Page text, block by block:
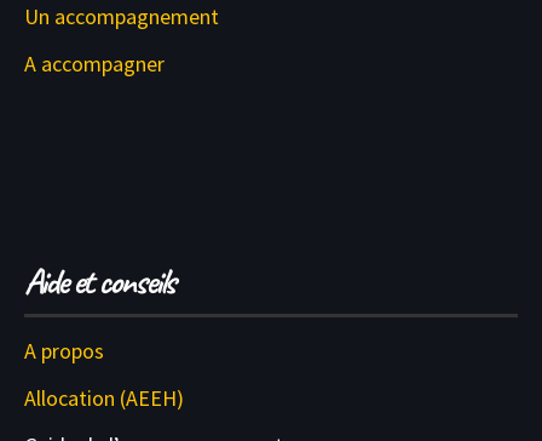
Un accompagnement
A accompagner
Aide et conseils
A propos
Allocation (AEEH)